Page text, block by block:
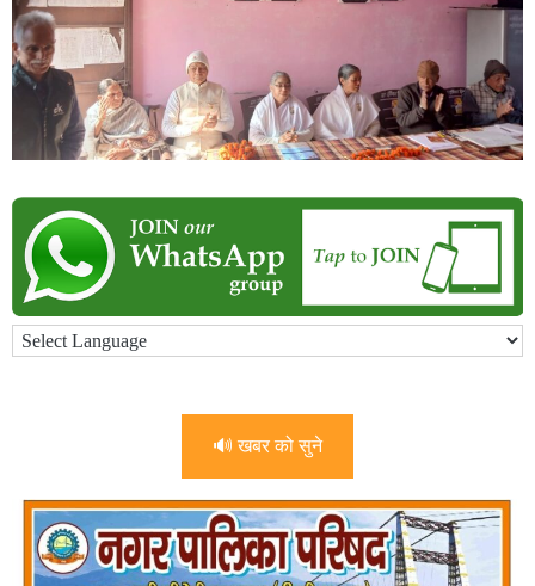
🔊 खबर को सुने